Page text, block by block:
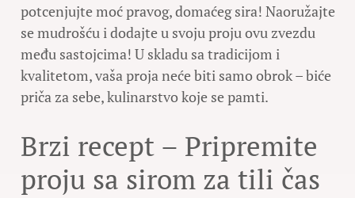
potcenjujte moć pravog, domaćeg sira! Naoružajte
se mudrošću i dodajte u svoju proju ovu zvezdu
među sastojcima! U skladu sa tradicijom i
kvalitetom, vaša proja neće biti samo obrok – biće
priča za sebe, kulinarstvo koje se pamti.
Brzi recept – Pripremite
proju sa sirom za tili čas